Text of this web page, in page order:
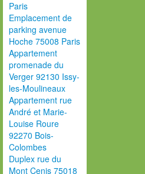
Paris
Emplacement de
parking avenue
Hoche 75008 Paris
Appartement
promenade du
Verger 92130 Issy-
les-Moulineaux
Appartement rue
André et Marie-
Louise Roure
92270 Bois-
Colombes
Duplex rue du
Mont Cenis 75018